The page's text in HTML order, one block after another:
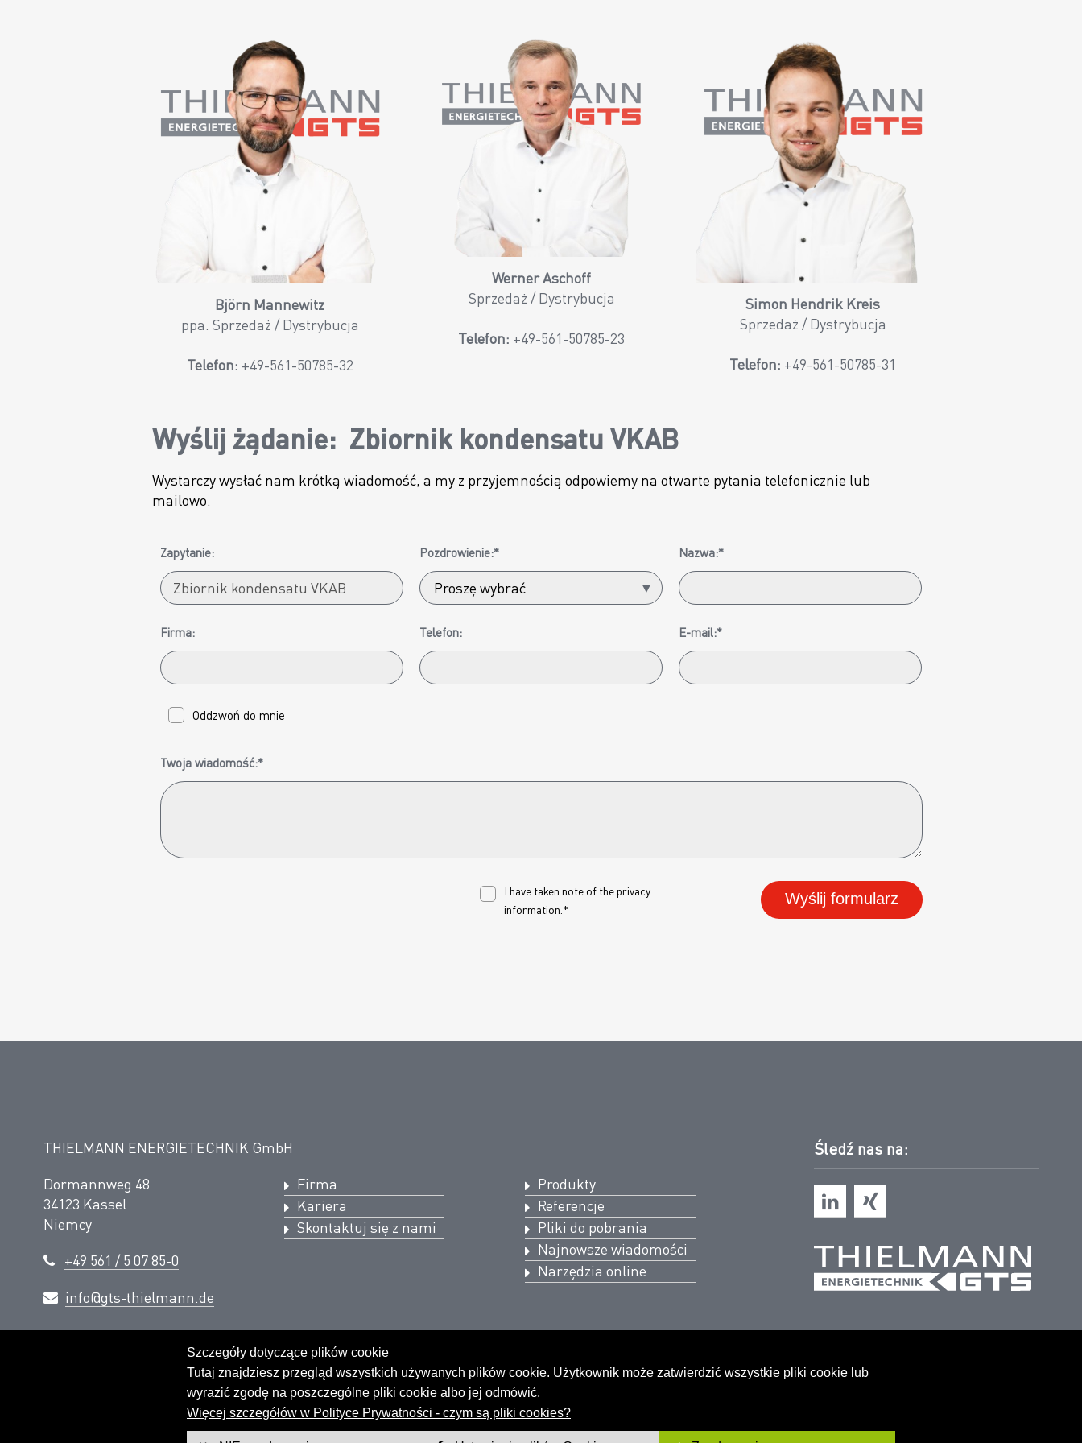
Björn Mannewitz
ppa. Sprzedaż / Dystrybucja
Telefon: +49-561-50785-32
Werner Aschoff
Sprzedaż / Dystrybucja
Telefon: +49-561-50785-23
Simon Hendrik Kreis
Sprzedaż / Dystrybucja
Telefon: +49-561-50785-31
Wyślij żądanie: Zbiornik kondensatu VKAB
Wystarczy wysłać nam krótką wiadomość, a my z przyjemnością odpowiemy na otwarte pytania telefonicznie lub
mailowo.
Zapytanie: Pozdrowienie:* Nazwa:*
Firma: Telefon: E-mail:*
Oddzwoń do mnie
Twoja wiadomość:*
I have taken note of theprivacy
information.*
Wyślij formularz
THIELMANN ENERGIETECHNIK GmbH
Dormannweg 48
34123 Kassel
Niemcy
+49 561 / 5 07 85-0
info@gts-thielmann.de
Firma
Kariera
Skontaktuj się z nami
Produkty
Referencje
Pliki do pobrania
Najnowsze wiadomości
Narzędzia online
Śledź nas na:
Szczegóły dotyczące plików cookie
Tutaj znajdziesz przegląd wszystkich używanych plików cookie. Użytkownik może zatwierdzić wszystkie pliki cookie lub
wyrazić zgodę na poszczególne pliki cookie albo jej odmówić.
Więcej szczegółów w Polityce Prywatności - czym są pliki cookies?